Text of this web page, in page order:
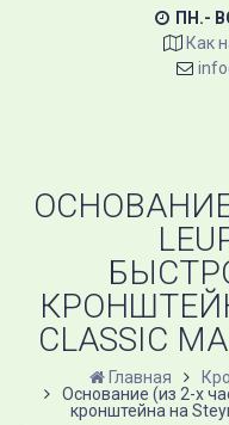
ПН.-
Как
CLASSIC
Главная
Основание (из 2-х
кронштейна на